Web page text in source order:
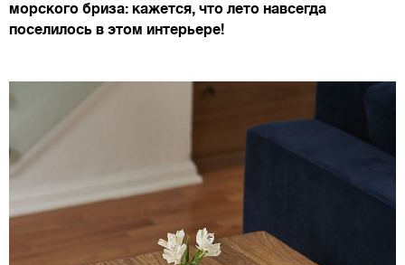
морского бриза: кажется, что лето навсегда
поселилось в этом интерьере!